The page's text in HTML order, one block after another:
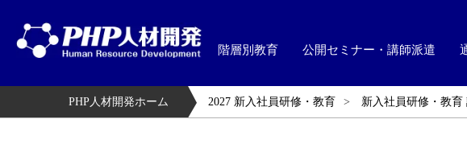
階層別教育 公開セミナー・講師派遣
PHP人材開発ホーム 2027 新入社員研修・教育 新入社員研修・教育